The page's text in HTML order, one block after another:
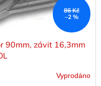
86 Kč
–2 %
90mm, závit 16,3mm
Vyprodáno